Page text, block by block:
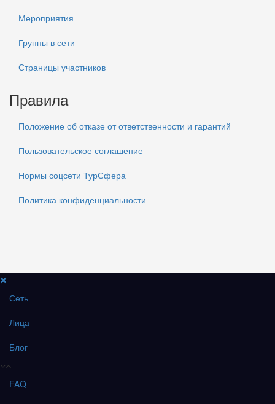
Мероприятия
Группы в сети
Страницы участников
Правила
Положение об отказе от ответственности и гарантий
Пользовательское соглашение
Нормы соцсети ТурСфера
Политика конфиденциальности
Сеть
Лица
Блог
FAQ